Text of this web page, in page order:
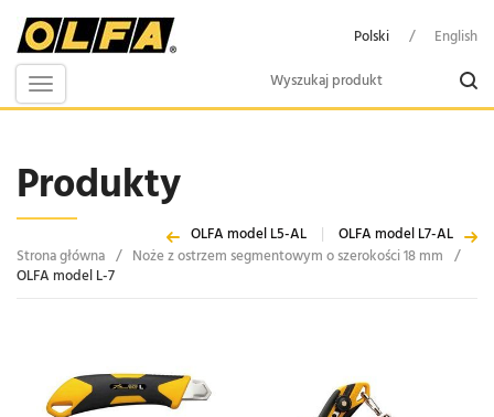
Polski / English
Toggle
navigation
Produkty
Strona główna / Noże z ostrzem segmentowym o szerokości 18 mm /
OLFA model L-7
OLFA model L5-AL | OLFA model L7-AL